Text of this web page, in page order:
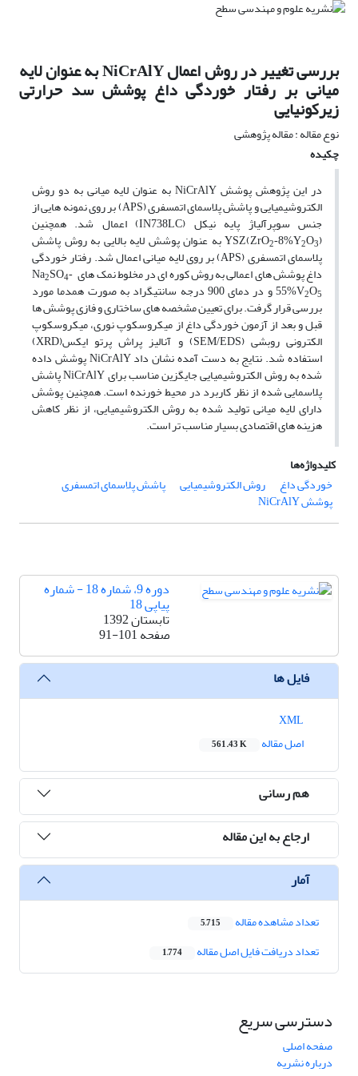
بررسی تغییر در روش اعمال NiCrAlY به عنوان لایه
میانی بر رفتار خوردگی داغ پوشش سد حرارتی
زیرکونیایی
نوع مقاله : مقاله پژوهشی
چکیده
در این پژوهش پوشش NiCrAlY به عنوان لایه میانی به دو روش
الکتروشیمیایی و پاشش پلاسمای اتمسفری (APS) بر روی نمونه هایی از
جنس سوپرآلیاژ پایه نیکل (IN738LC) اعمال شد. همچنین
YSZ(ZrO2-8%Y2O3 ) به عنوان پوشش لایه بالایی به روش پاشش
پلاسمای اتمسفری (APS) بر روی لایه میانی اعمال شد. رفتار خوردگی
داغ پوشش های اعمالی به روش کوره ای در مخلوط نمک های Na2SO4-
55%V2O5 و در دمای 900 درجه سانتیگراد به صورت همدما مورد
بررسی قرار گرفت. برای تعیین مشخصه های ساختاری و فازی پوشش ها
قبل و بعد از آزمون خوردگی داغ از میکروسکوپ نوری، میکروسکوپ
الکترونی روبشی (SEM/EDS ) و آنالیز پراش پرتو ایکس(XRD
)
استفاده شد. نتایج به دست آمده نشان دادNiCrAlY پوشش داده
شده به روش الکتروشیمیایی جایگزین مناسب برای NiCrAlYپاشش
پلاسمایی شده از نظر کاربرد در محیط خورنده است. همچنین پوشش
دارای لایه میانی تولید شده به روش الکتروشیمیایی، از نظر کاهش
هزینه های اقتصادی بسیار مناسب تر است.
کلیدواژه‌ها
خوردگی داغ
روش الکتروشیمیایی پاشش پلاسمای اتمسفری
پوشش NiCrAlY
دوره 9، شماره 18 - شماره
پیاپی 18
تابستان 1392
صفحه91-101
فایل ها
اصل مقاله
561.43 K
هم رسانی
ارجاع به این مقاله
آمار
تعداد مشاهده مقاله 5,715
تعداد دریافت فایل اصل مقاله 1,774
دسترسی سریع
صفحه اصلی
درباره نشریه